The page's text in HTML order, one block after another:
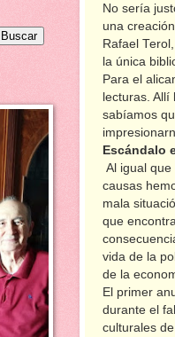
No sería
una
Rafael
la única
Para el
lecturas.
sabíamos
Escándalo
Al igual
causas
mala
que
vida de la
de la
El primer
durante el
culturales